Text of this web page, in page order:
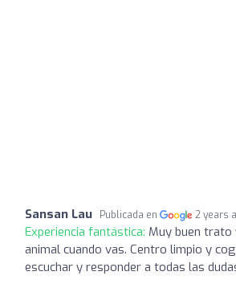
Sansan Lau Publicada en 2 years
Experiencia fantástica: Muy buen
animal cuando vas. Centro limpio y
escuchar y responder a todas las